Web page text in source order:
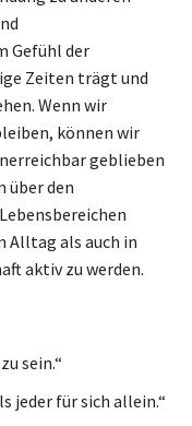
Gefühl der
Zeiten trägt und
Wenn wir
können wir
geblieben
über den
Alltag als auch in
aktiv zu werden.
sein.“
jeder für sich allein.“